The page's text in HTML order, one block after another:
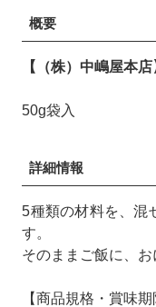
概要
【（株）中嶋屋本店
50g袋入
詳細情報
5種類の材料を、混
す。
そのままご飯に、お
【商品規格・賞味